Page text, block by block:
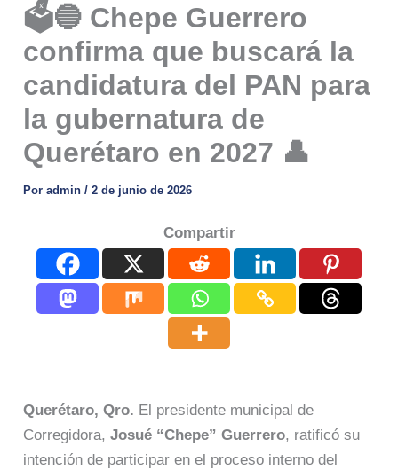
🗳️🔵 Chepe Guerrero
confirma que buscará la
candidatura del PAN para
la gubernatura de
Querétaro en 2027 👤
Poradmin/2 de junio de 2026
Compartir
Querétaro, Qro. El presidente municipal de
Corregidora,Josué “Chepe” Guerrero, ratificó su
intención de participar en el proceso interno del